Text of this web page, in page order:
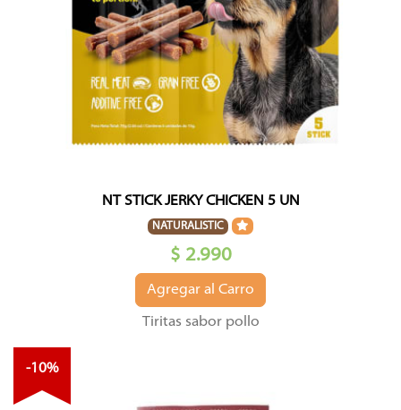
NT STICK JERKY CHICKEN 5 UN
NATURALISTIC
$ 2.990
Agregar al Carro
Tiritas sabor pollo
-10%